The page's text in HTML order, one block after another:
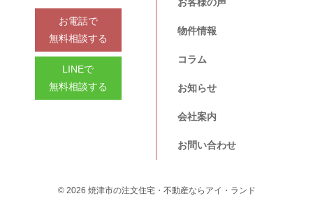
お電話で
無料相談する
LINEで
無料相談する
物件情報
コラム
お知らせ
会社案内
お問い合わせ
© 2026 焼津市の注文住宅・不動産ならアイ・ランド